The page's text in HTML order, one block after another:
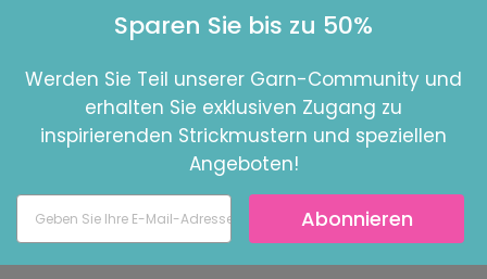
Sparen Sie bis zu 50%
Werden Sie Teil unserer Garn-Community und
erhalten Sie exklusiven Zugang zu
inspirierenden Strickmustern und speziellen
Angeboten!
Abonnieren